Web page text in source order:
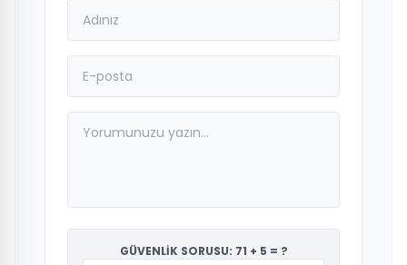
GÜVENLİK SORUSU: 71 + 5 = ?